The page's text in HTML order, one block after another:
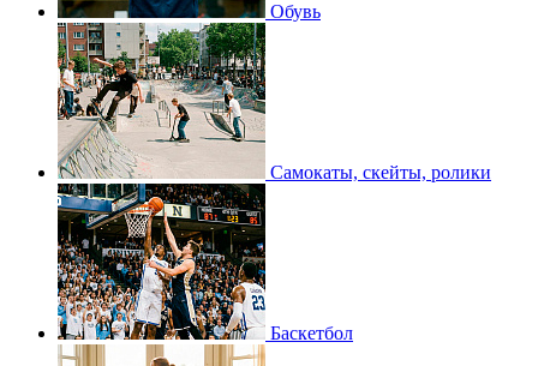
Обувь
Самокаты, скейты, ролики
Баскетбол